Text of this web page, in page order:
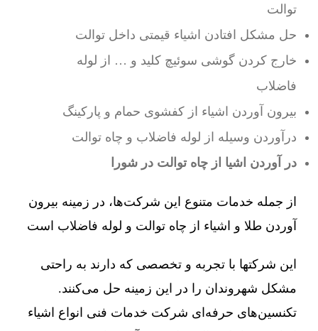
توالت
حل مشکل افتادن اشیاء قیمتی داخل توالت
خارج کردن گوشی سوئیچ کلید و … از لوله
فاضلاب
بیرون آوردن اشیاء از کفشوی حمام و پارکینگ
درآوردن وسیله از لوله فاضلاب و چاه توالت
در آوردن اشیا از چاه توالت در شورا
از جمله خدمات متنوع این شرکت‌ها، در زمینه بیرون
آوردن طلا و اشیاء از چاه توالت و لوله فاضلاب است
این شرکتها با تجربه و تخصصی که دارند به راحتی
مشکل شهروندان را در این زمینه حل می‌کنند.
تکنسین‌های حرفه‌ای شرکت خدمات فنی انواع اشیاء